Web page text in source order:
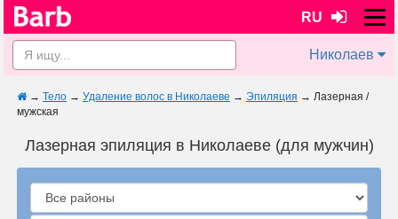
RU
Николаев
→ Тело → Удаление волос в Николаеве → Эпиляция → Лазерная /
мужская
Лазерная эпиляция в Николаеве (для мужчин)